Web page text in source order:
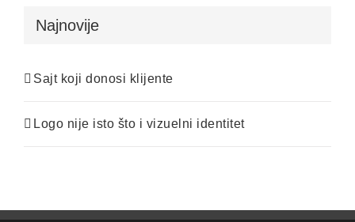
Najnovije
Sajt koji donosi klijente
Logo nije isto što i vizuelni identitet